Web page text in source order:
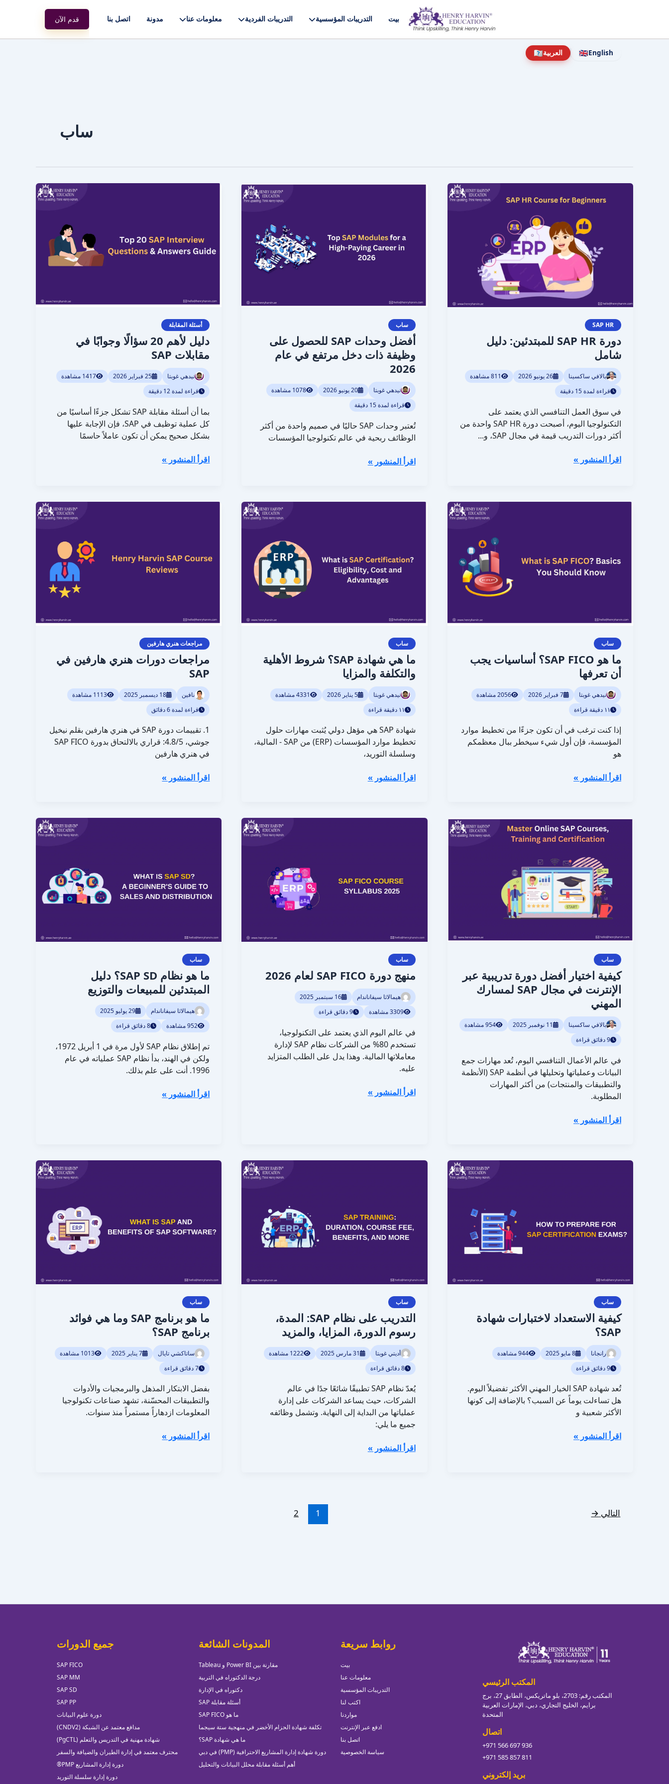
بيت التدريبات المؤسسية التدريبات الفردية معلومات عنا مدونة اتصل بنا قدم الآن
🇦🇦العربية 🇬🇧English
ساب
SAP HR
دورة SAP HR للمبتدئين: دليل
شامل
بالافي ساكسينا 26 يونيو 2026
811 مشاهدة
قراءة لمدة 15 دقيقة
في سوق العمل التنافسي الذي يعتمد على
التكنولوجيا اليوم، أصبحت دورة SAP HR واحدة من
أكثر دورات التدريب قيمة في مجال SAP، و...
للمبتدئين:
شامل
اقرأ المنشور »
ساب
أفضل وحدات SAP للحصول على
وظيفة ذات دخل مرتفع في عام
2026
نيدهي غوبتا 20 يونيو 2026
1078 مشاهدة
قراءة لمدة 15 دقيقة
تُعتبر وحدات SAP حاليًا في صميم واحدة من أكثر
الوظائف ربحية في عالم تكنولوجيا المؤسسات
على
وظيفة
عام
2026
اقرأ المنشور »
أسئلة المقابلة
دليل لأهم 20 سؤالًا وجوابًا في
مقابلات SAP
نيدهي غوبتا 25 فبراير 2026
1417 مشاهدة
قراءة لمدة 12 دقيقة
بما أن أسئلة مقابلة SAP تشكل جزءًا أساسيًا من
كل عملية توظيف في SAP، فإن الإجابة عليها
بشكل صحيح يمكن أن تكون عاملاً حاسمًا
وجوابًا
في
اقرأ المنشور »
ساب
ما هو SAP FICO؟ أساسيات يجب
أن تعرفها
نيدهي غوبتا 7 فبراير 2026
2056 مشاهدة
١١ دقيقة قراءة
إذا كنت ترغب في أن تكون جزءًا من تخطيط موارد
المؤسسة، فإن أول شيء سيخطر ببال معظمكم
هو
أساسيات
يجب
اقرأ المنشور »
ساب
ما هي شهادة SAP؟ شروط الأهلية
والتكلفة والمزايا
نيدهي غوبتا 5 يناير 2026
4331 مشاهدة
١١ دقيقة قراءة
شهادة SAP هي مؤهل دولي يُثبت مهارات حلول
تخطيط موارد المؤسسات (ERP) من SAP - المالية،
وسلسلة التوريد،
شروط
الأهلية
اقرأ المنشور »
مراجعات هنري هارفين
مراجعات دورات هنري هارفين في
SAP
نافين 18 ديسمبر 2025
1113 مشاهدة
قراءة لمدة 6 دقائق
1. تقييمات دورة SAP في هنري هارفين بقلم نيخيل
جوشي، 4.8/5: قراري بالالتحاق بدورة SAP FICO
في هنري هارفين
في
اقرأ المنشور »
ساب
كيفية اختيار أفضل دورة تدريبية عبر
الإنترنت في مجال SAP لمسارك
المهني
بالافي ساكسينا 11 نوفمبر 2025
954 مشاهدة
9 دقائق قراءة
في عالم الأعمال التنافسي اليوم، تُعد مهارات جمع
البيانات وعملياتها وتحليلها في أنظمة SAP (الأنظمة
والتطبيقات والمنتجات) من أكثر المهارات
المطلوبة.
اختيار
تدريبية
عبر
الإنترنت
في
مجال
لمسارك
المهني
اقرأ المنشور »
ساب
منهج دورة SAP FICO لعام 2026
هيمالاثا سيفاناندام
16 سبتمبر 2025
3309 مشاهدة
9 دقائق قراءة
في عالم اليوم الذي يعتمد على التكنولوجيا،
تستخدم 80% من الشركات نظام SAP لإدارة
معاملاتها المالية. وهذا يدل على الطلب المتزايد
عليه.
2026
اقرأ المنشور »
ساب
ما هو نظام SAP SD؟ دليل
المبتدئين للمبيعات والتوزيع
هيمالاثا سيفاناندام
29 يوليو 2025
952 مشاهدة
8 دقائق قراءة
تم إطلاق نظام SAP لأول مرة في 1 أبريل 1972،
ولكن في الهند، بدأ نظام SAP عملياته في عام
1996. أنت على علم بذلك.
دليل
المبتدئين
اقرأ المنشور »
ساب
كيفية الاستعداد لاختبارات شهادة
SAP؟
رانجانا 8 مايو 2025
944 مشاهدة
9 دقائق قراءة
تُعد شهادة SAP الخيار المهني الأكثر تفضيلاً اليوم.
هل تساءلت يوماً عن السبب؟ بالإضافة إلى كونها
الأكثر شعبية و
اقرأ المنشور »
ساب
التدريب على نظام SAP: المدة،
رسوم الدورة، المزايا، والمزيد
أديتي غوبتا 31 مارس 2025
1222 مشاهدة
8 دقائق قراءة
يُعدّ نظام SAP تطبيقًا شائعًا جدًا في عالم
الشركات، حيث يساعد الشركات على إدارة
عملياتها من البداية إلى النهاية. وتشمل وظائفه
جميع ما يلي:
رسوم
الدورة،
اقرأ المنشور »
ساب
ما هو برنامج SAP وما هي فوائد
برنامج SAP؟
ساتاكشي تايال 7 يناير 2025
1013 مشاهدة
7 دقائق قراءة
بفضل الابتكار المذهل والبرمجيات والأدوات
والتطبيقات المحسّنة، تشهد صناعات تكنولوجيا
المعلومات ازدهاراً مستمراً منذ سنوات.
فوائد
اقرأ المنشور »
1
2 التالي →
المكتب الرئيسي
المكتب رقم: 2703، بلو ماتريكس، الطابق 27، برج
برايم، الخليج التجاري، دبي، الإمارات العربية
المتحدة
اتصال
+971 566 697 936
+971 585 857 811
بريد إلكتروني
روابط سريعة
بيت
معلومات عنا
التدريبات المؤسسية
اكتب لنا
مواردنا
ادفع عبر الإنترنت
اتصل بنا
سياسة الخصوصية
المدونات الشائعة
مقارنة بين Power BI و Tableau
درجة الدكتوراه في التربية
دكتوراه في الإدارة
أسئلة مقابلة SAP
ما هو SAP FICO
تكلفة شهادة الحزام الأخضر في منهجية ستة سيجما
ما هي شهادة SAP؟
دورة شهادة إدارة المشاريع الاحترافية (PMP) في دبي
أهم أسئلة مقابلة محلل البيانات والتحليل
جميع الدورات
SAP FICO
SAP MM
SAP SD
SAP PP
دورة علوم البيانات
مدافع معتمد عن الشبكة (CNDV2)
شهادة مهنية في التدريس والتعلم (PgCTL)
محترف معتمد في إدارة الطيران والضيافة والسفر
دورة إدارة المشاريع PMP®
دورة إدارة سلسلة التوريد